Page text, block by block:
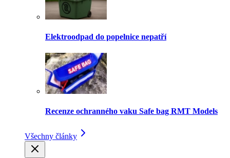
Elektroodpad do popelnice nepatří
Recenze ochranného vaku Safe bag RMT Models
Všechny články